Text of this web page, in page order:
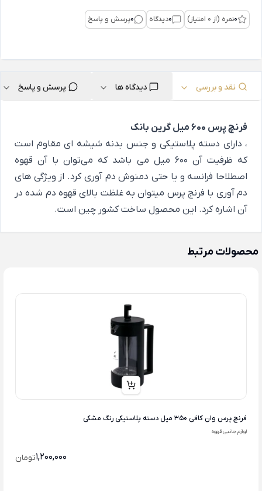
0نمره (از 0 امتیاز) 0دیدگاه 0پرسش و پاسخ
نقد و بررسی دیدگاه ها پرسش و پاسخ
فرنچ پرس 600 میل گرین بانک
، دارای دسته پلاستیکی و جنس بدنه شیشه ای مقاوم است
که ظرفیت آن 600 میل می باشد که می‌توان با آن قهوه
اصطلاحا فرانسه و یا حتی دمنوش دم آوری کرد. از ویژگی های
دم آوری با فرنچ پرس میتوان به غلظت بالای قهوه دم شده در
آن اشاره کرد. این محصول ساخت کشور چین است.
محصولات مرتبط
فرنچ پرس وان کافی 350 میل دسته پلاستیکی رنگ مشکی
لوازم جانبی قهوه
1,200,000تومان